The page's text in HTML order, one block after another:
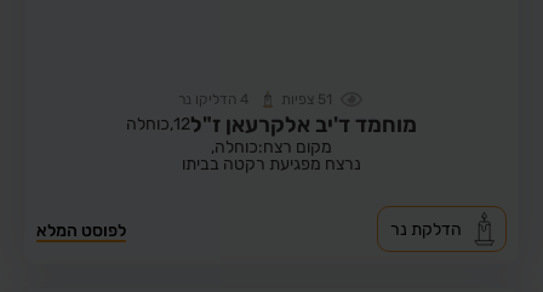
51 צפיות 4 הדליקו נר
מוחמד ד'יב אלקרעאן ז"ל12, כוחלה
מקום רצח:כוחלה,
נרצח מפגיעת רקטה בביתו
לפוסט המלא הדלקת נר